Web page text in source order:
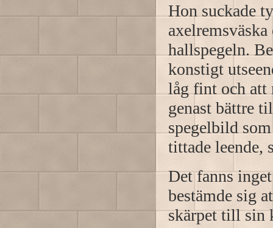
Hon suckade
hallspegeln.
konstigt
låg fint och att
genast bättre
spegelbild
tittade leende,
Det fanns
bestämde sig
skärpet till sin